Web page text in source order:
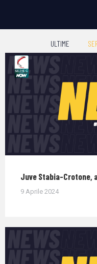
ULTIME
Juve Stabia-Crotone,
9 Aprile 2024